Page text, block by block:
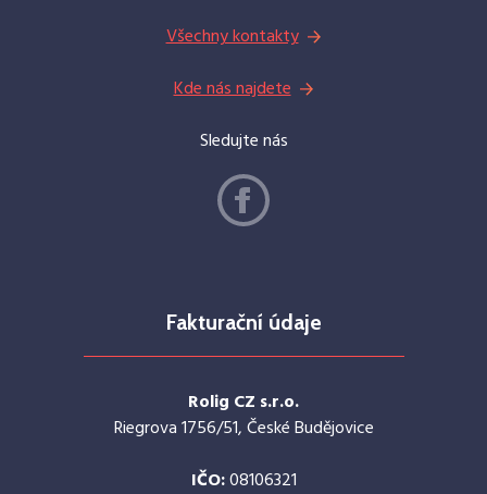
Všechny kontakty
Kde nás najdete
Sledujte nás
Fakturační údaje
Rolig CZ s.r.o.
Riegrova 1756/51, České Budějovice
IČO:08106321